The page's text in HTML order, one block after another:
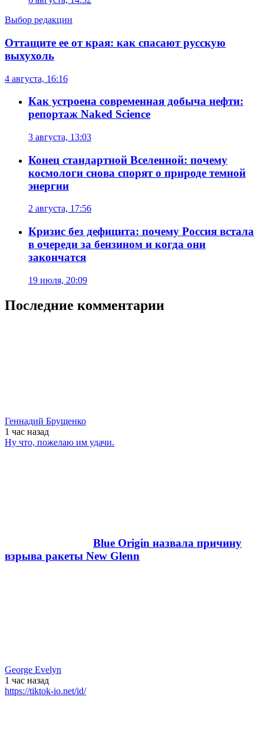
Выбор редакции
Оттащите ее от края: как спасают русскую
выхухоль
4 августа, 16:16
Как устроена современная добыча нефти:
репортаж Naked Science
3 августа, 13:03
Конец стандартной Вселенной: почему
космологи снова спорят о природе темной
энергии
2 августа, 17:56
Кризис без дефицита: почему Россия встала
в очереди за бензином и когда они
закончатся
19 июля, 20:09
Последние комментарии
Геннадий Брущенко
1 час назад
Ну что, пожелаю им удачи.
Blue Origin назвала причину
взрыва ракеты New Glenn
George Evelyn
1 час назад
https://tiktok-io.net/id/